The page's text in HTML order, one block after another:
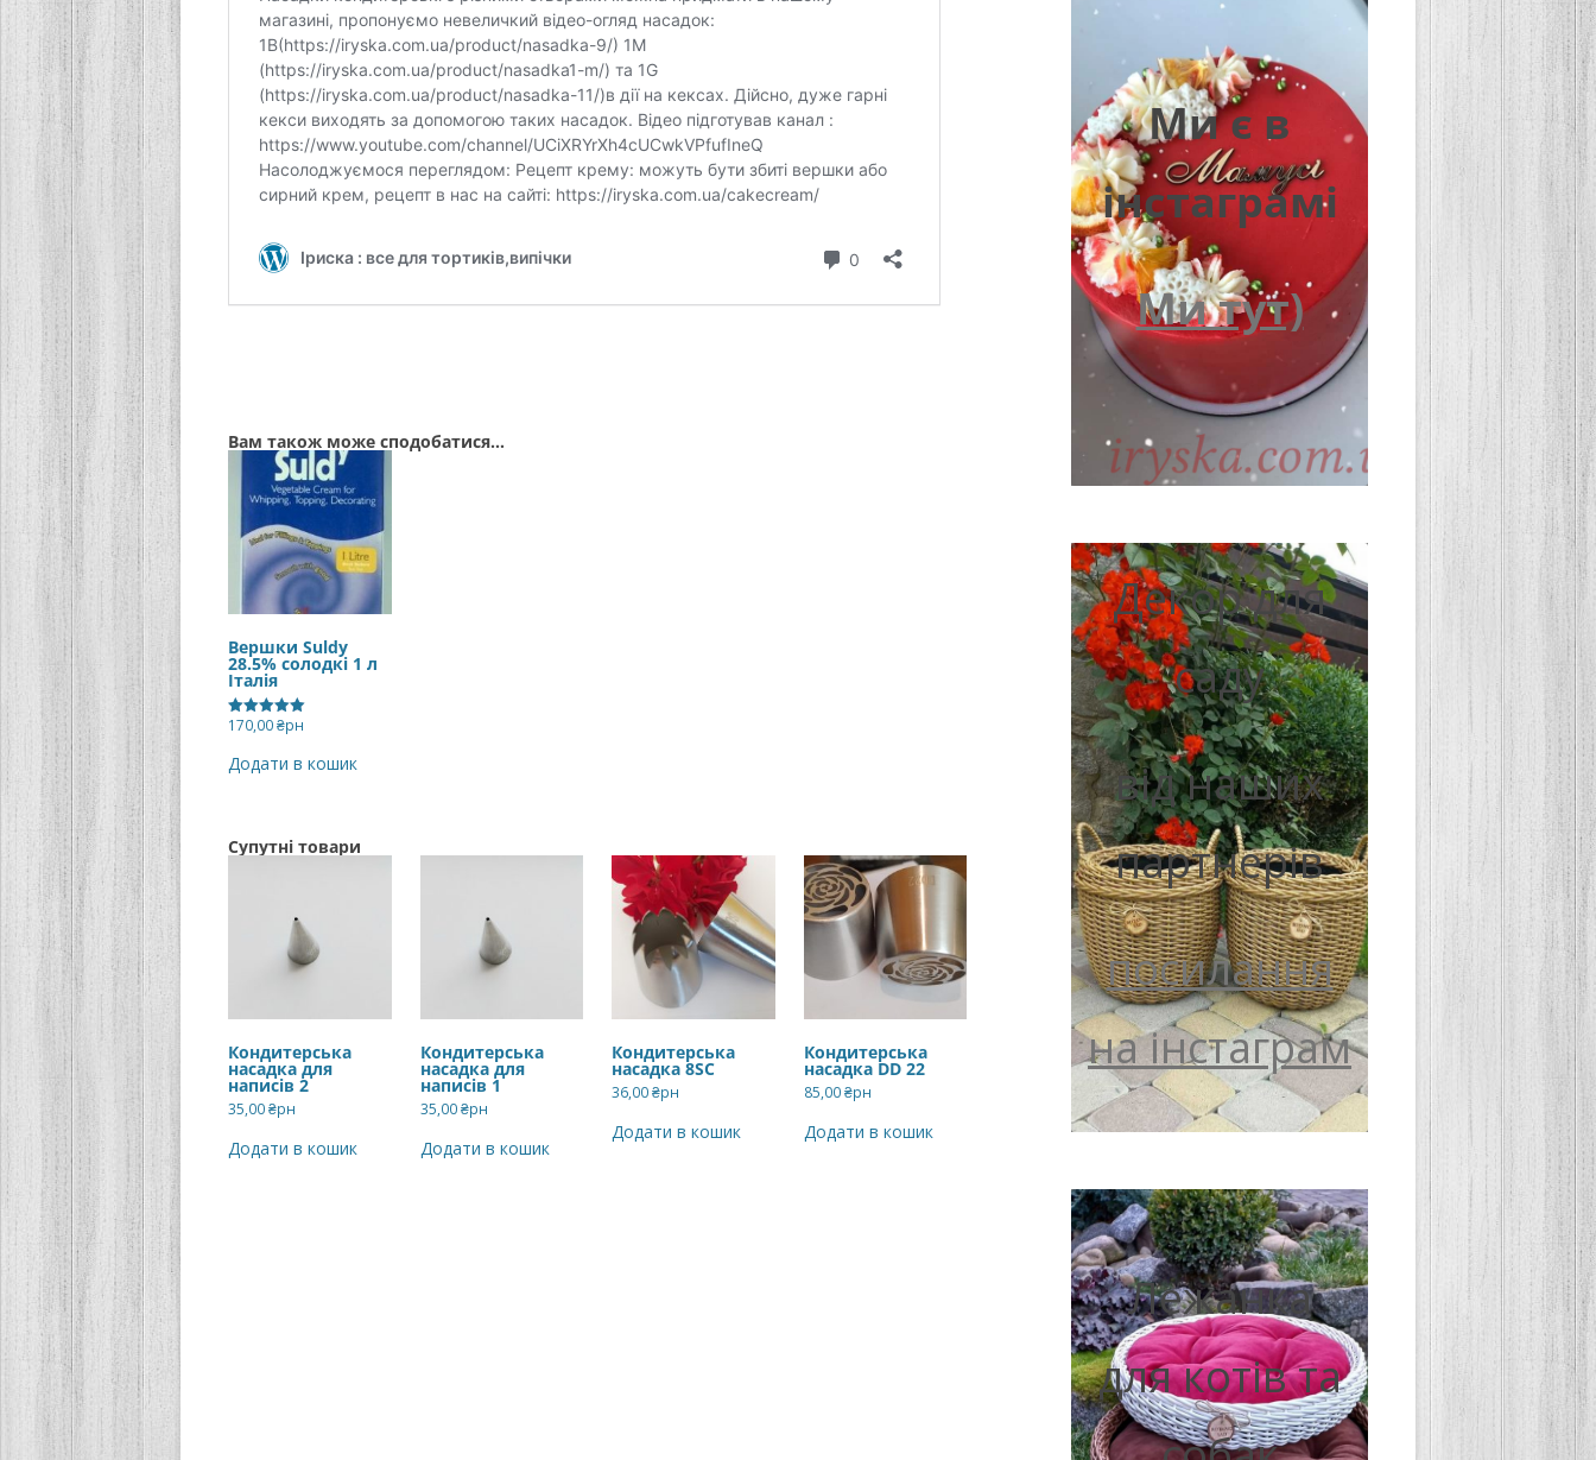
Вам також може сподобатися…
Вершки Suldy
28.5% солодкі 1 л
Італія
Оцінено в
170,00₴рн
Додати в кошик
Супутні товари
Кондитерська
насадка для
написів 2
35,00₴рн
Додати в кошик
Кондитерська
насадка для
написів 1
35,00₴рн
Додати в кошик
Кондитерська
насадка 8SC
36,00₴рн
Додати в кошик
Кондитерська
насадка DD 22
85,00₴рн
Додати в кошик
Ми є в
інстаграмі
Ми тут)
Декор для
саду
від наших
партнерів
посилання
на інстаграм
Лежанка
для котів та